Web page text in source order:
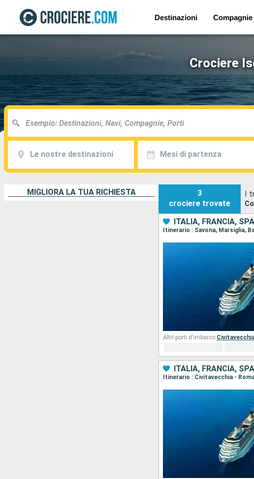
Destinazioni Compagnie
Crociere
Le nostre destinazioni Mesi di partenza
MIGLIORA LA TUA RICHIESTA
3
crociere trovate
I
ITALIA, FRANCIA,
Itinerario : Savona, Marsiglia,
Altri porti d'imbarco:
ITALIA, FRANCIA,